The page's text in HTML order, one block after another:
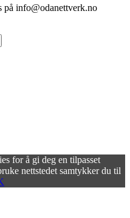
på info@odanettverk.no
for å gi deg en tilpasset
nettstedet samtykker du til